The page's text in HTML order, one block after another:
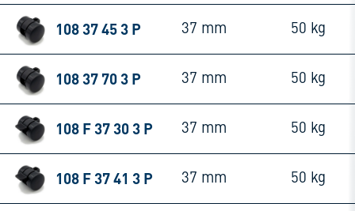
108 37 45 3 P 37 mm 50 kg
108 37 70 3 P 37 mm 50 kg
108 F 37 30 3 P 37 mm 50 kg
108 F 37 41 3 P 37 mm 50 kg